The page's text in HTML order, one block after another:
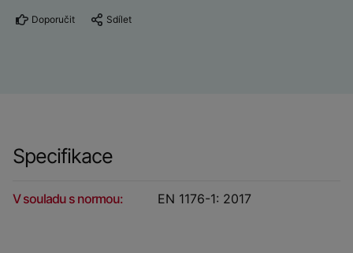
Doporučit Sdílet
Specifikace
V souladu s normou: EN 1176-1: 2017